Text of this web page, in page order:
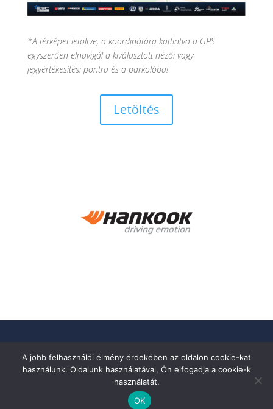
*A térképet letöltve, a koordinátára kattintva a GPS
egyszerűen elnavigál a kiválasztott nézői vagy
jegyértékesítési pontra és a parkolóba!
Letöltés
A jobb felhasználói élmény érdekében az oldalon cookie-kat
használunk. Oldalunk használatával, Ön elfogadja a cookie-k
használatát.
OK